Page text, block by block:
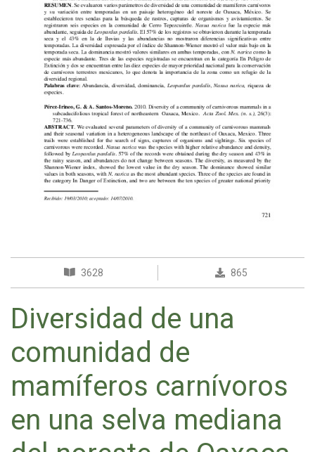
3628 865
Diversidad de una
comunidad de
mamíferos carnívoros
en una selva mediana